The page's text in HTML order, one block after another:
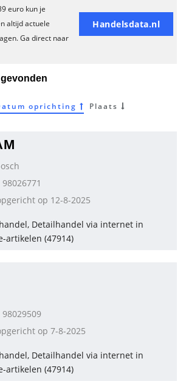
euro kun je
altijd actuele
Ga direct naar
Handelsdata.nl
oprichting Plaats
op 12-8-2025
Detailhandel via internet in
artikelen (47914)
op 7-8-2025
Detailhandel via internet in
artikelen (47914)